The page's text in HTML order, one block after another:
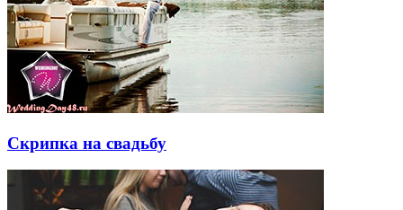
Скрипка на свадьбу